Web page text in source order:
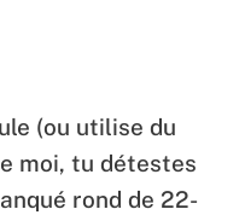
(ou utilise du
moi, tu détestes
rond de 22-